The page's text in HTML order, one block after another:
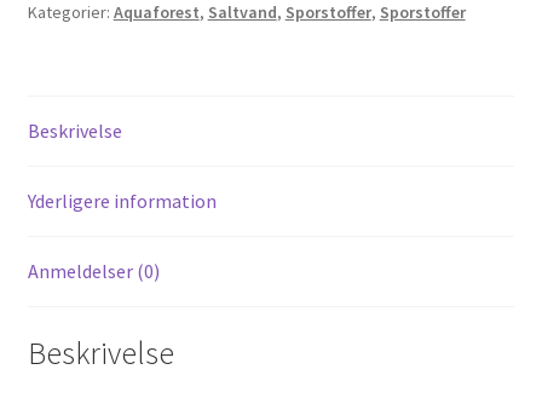
Kategorier: Aquaforest, Saltvand, Sporstoffer, Sporstoffer
Beskrivelse
Yderligere information
Anmeldelser (0)
Beskrivelse